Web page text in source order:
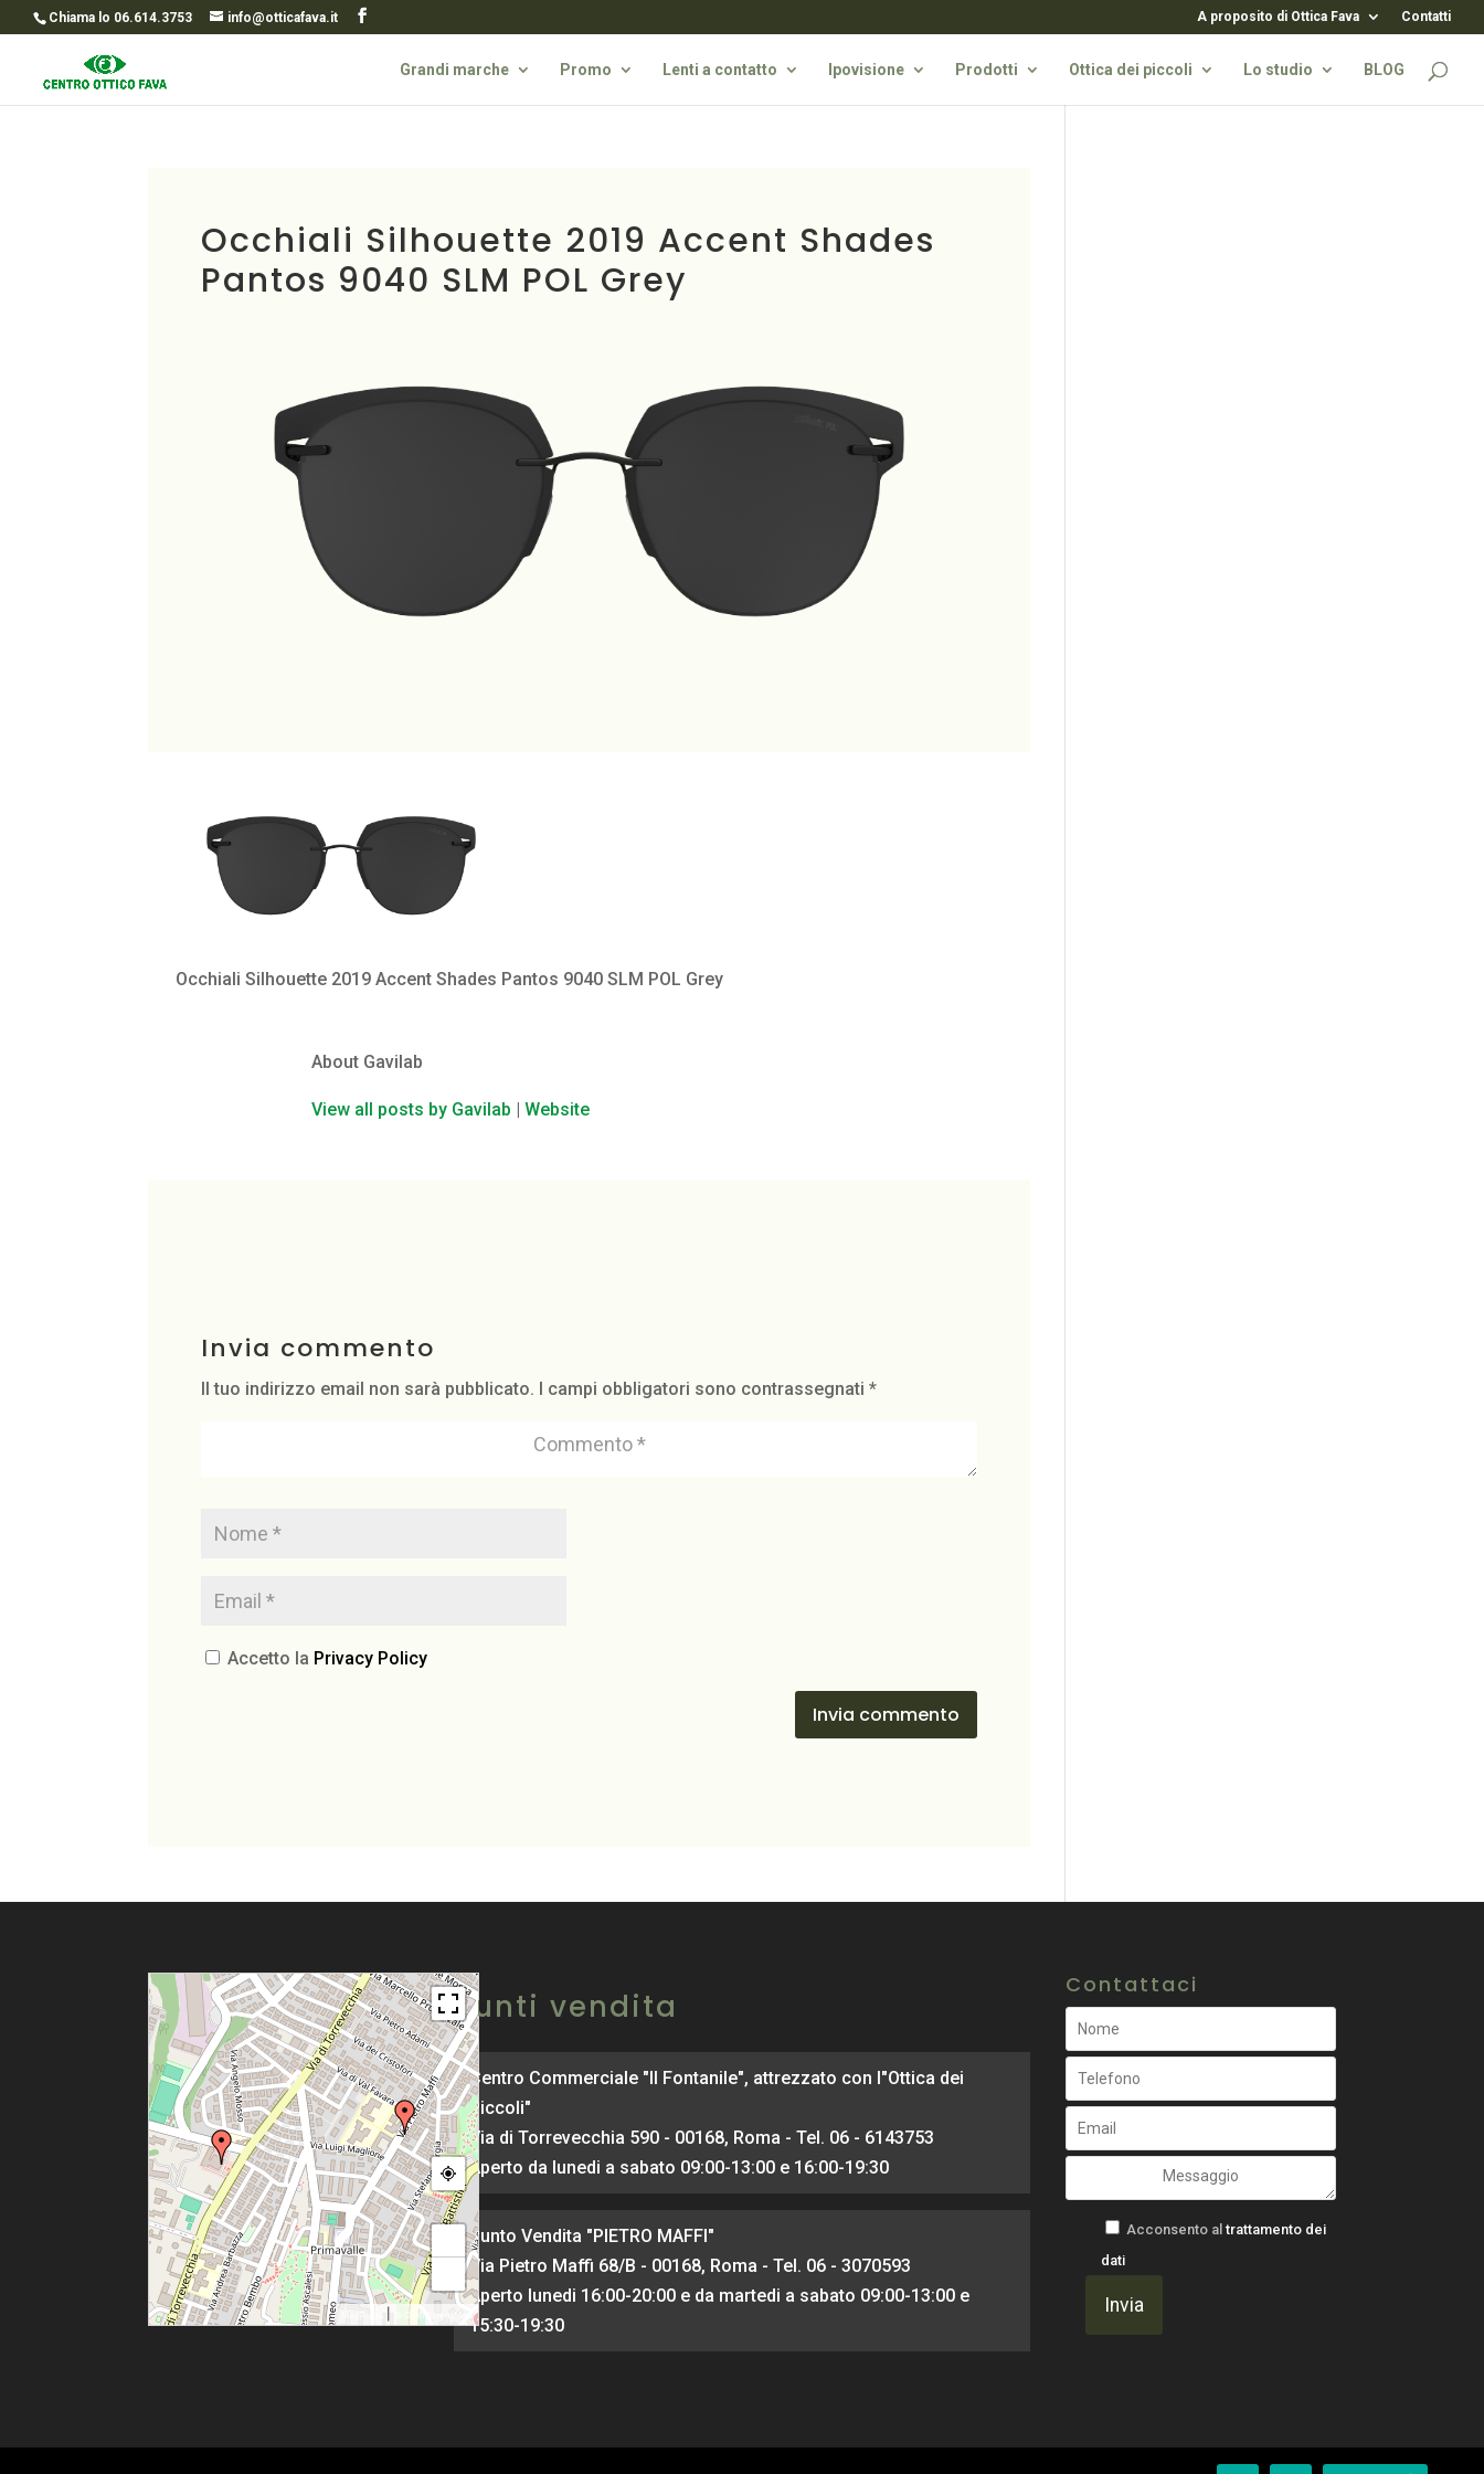
Chiama lo 06.614.3753 info@otticafava.it A proposito di Ottica Fava Contatti
Grandi marche Promo Lenti a contatto Ipovisione Prodotti Ottica dei piccoli Lo studio BLOG
Occhiali Silhouette 2019 Accent Shades
Pantos 9040 SLM POL Grey
Occhiali Silhouette 2019 Accent Shades Pantos 9040 SLM POL Grey
About Gavilab
View all posts by Gavilab |Website
Invia commento
Il tuo indirizzo email non sarà pubblicato. I campi obbligatori sono contrassegnati*
Accetto la Privacy Policy
© OpenStreetMap
Punti vendita
Centro Commerciale "Il Fontanile", attrezzato con l"Ottica dei
Piccoli"
Via di Torrevecchia 590 - 00168, Roma - Tel. 06 - 6143753
Aperto da lunedi a sabato 09:00-13:00 e 16:00-19:30
Punto Vendita "PIETRO MAFFI"
Via Pietro Maffi 68/B - 00168, Roma - Tel. 06 - 3070593
Aperto lunedi 16:00-20:00 e da martedi a sabato 09:00-13:00 e
15:30-19:30
Contattaci
Acconsento al trattamento dei
dati